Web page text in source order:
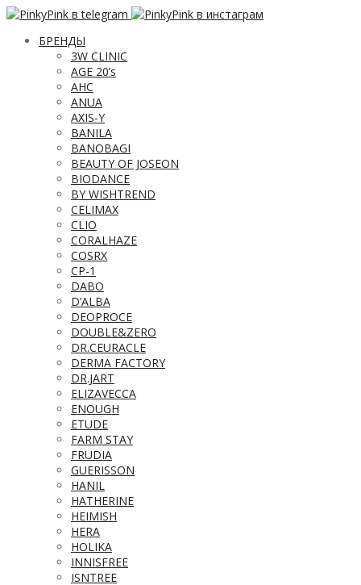
БРЕНДЫ
3W CLINIC
AGE 20’s
AHC
ANUA
AXIS-Y
BANILA
BANOBAGI
BEAUTY OF JOSEON
BIODANCE
BY WISHTREND
CELIMAX
CLIO
CORALHAZE
COSRX
CP-1
DABO
D’ALBA
DEOPROCE
DOUBLE&ZERO
DR.CEURACLE
DERMA FACTORY
DR.JART
ELIZAVECCA
ENOUGH
ETUDE
FARM STAY
FRUDIA
GUERISSON
HANIL
HATHERINE
HEIMISH
HERA
HOLIKA
INNISFREE
ISNTREE